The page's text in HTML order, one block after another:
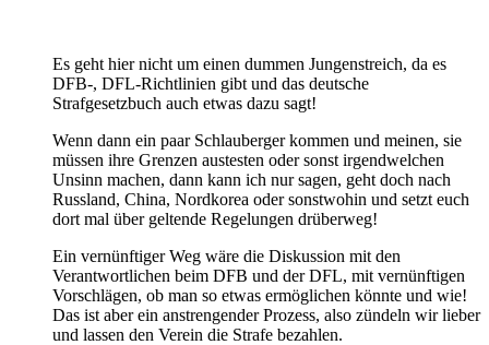
Es geht hier nicht um einen dummen Jungenstreich, da es
DFB-, DFL-Richtlinien gibt und das deutsche
Strafgesetzbuch auch etwas dazu sagt!
Wenn dann ein paar Schlauberger kommen und meinen, sie
müssen ihre Grenzen austesten oder sonst irgendwelchen
Unsinn machen, dann kann ich nur sagen, geht doch nach
Russland, China, Nordkorea oder sonstwohin und setzt euch
dort mal über geltende Regelungen drüberweg!
Ein vernünftiger Weg wäre die Diskussion mit den
Verantwortlichen beim DFB und der DFL, mit vernünftigen
Vorschlägen, ob man so etwas ermöglichen könnte und wie!
Das ist aber ein anstrengender Prozess, also zündeln wir lieber
und lassen den Verein die Strafe bezahlen.